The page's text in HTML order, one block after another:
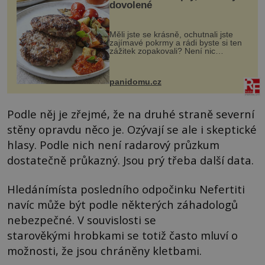
dovolené
Měli jste se krásně, ochutnali jste
zajímavé pokrmy a rádi byste si ten
zážitek zopakovali? Není nic
snazšího. Pljeskavica (10 porcí)
Možná jste ji ochutnali na dovolené v
panidomu.cz
Podle něj je zřejmé, že na druhé straně severní
stěny opravdu něco je. Ozývají se ale i skeptické
hlasy. Podle nich není radarový průzkum
dostatečně průkazný. Jsou prý třeba další data.
Hledánímísta posledního odpočinku Nefertiti
navíc může být podle některých záhadologů
nebezpečné. V souvislosti se
starověkými hrobkami se totiž často mluví o
možnosti, že jsou chráněny kletbami.